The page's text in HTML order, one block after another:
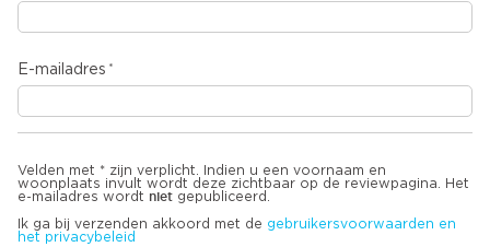
E-mailadres
Velden met * zijn verplicht. Indien u een voornaam en
woonplaats invult wordt deze zichtbaar op de reviewpagina. Het
e-mailadres wordt niet gepubliceerd.
Ik ga bij verzenden akkoord met de gebruikersvoorwaarden en
het privacybeleid